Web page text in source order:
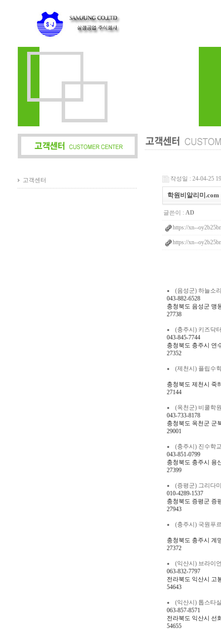
고객센터 작성일 : 24-04-25
학원비알리미.com
글쓴이 :AD
https://xn--
https://xn--
(음성군) 하늘소
043-882-6528
충청북도 음성군 맹
27738
(충주시) 키즈닥
043-845-7744
충청북도 충주시 연
27352
(제천시) 플립수
충청북도 제천시 죽
27144
(옥천군) 비쿨학
043-733-8178
충청북도 옥천군 군
29001
(충주시) 진수학
043-851-0799
충청북도 충주시 용
27399
(증평군) 그리다
010-4289-1537
충청북도 증평군 증
27943
(충주시) 국원푸
충청북도 충주시 계
27372
(익산시) 브라이
063-832-7797
전라북도 익산시 고
54643
(익산시) 톱스타
063-857-8571
전라북도 익산시 선
54655